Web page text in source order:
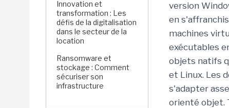
Innovation et
transformation : Les
défis de la digitalisation
dans le secteur de la
location
Ransomware et
stockage : Comment
sécuriser son
infrastructure
version
en
machines
exécutables
objets natifs
et Linux. Les
s'adapter
orienté objet.